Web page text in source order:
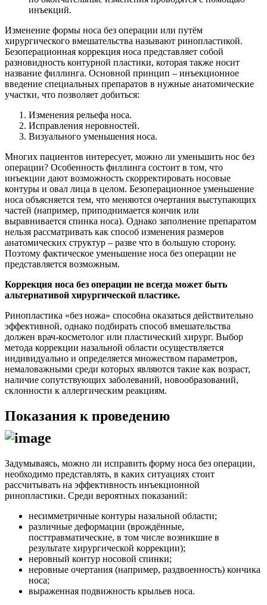
инъекций.
Изменение формы носа без операции или путём
хирургического вмешательства называют ринопластикой.
Безоперационная коррекция носа представляет собой
разновидность контурной пластики, которая также носит
название филлинга. Основной принцип – инъекционное
введение специальных препаратов в нужные анатомические
участки, что позволяет добиться:
Изменения рельефа носа.
Исправления неровностей.
Визуального уменьшения носа.
Многих пациентов интересует, можно ли уменьшить нос без
операции? Особенность филлинга состоит в том, что
инъекции дают возможность скорректировать носовые
контуры и овал лица в целом. Безоперационное уменьшение
носа объясняется тем, что меняются очертания выступающих
частей (например, приподнимается кончик или
выравнивается спинка носа). Однако заполнение препаратом
нельзя рассматривать как способ изменения размеров
анатомических структур – разве что в большую сторону.
Поэтому фактическое уменьшение носа без операции не
представляется возможным.
Коррекция носа без операции не всегда может быть
альтернативой хирургической пластике.
Ринопластика «без ножа» способна оказаться действительно
эффективной, однако подбирать способ вмешательства
должен врач-косметолог или пластический хирург. Выбор
метода коррекции назальной области осуществляется
индивидуально и определяется множеством параметров,
немаловажными среди которых являются такие как возраст,
наличие сопутствующих заболеваний, новообразований,
склонности к аллергическим реакциям.
Показания к проведению
Задумываясь, можно ли исправить форму носа без операции,
необходимо представлять, в каких ситуациях стоит
рассчитывать на эффективность инъекционной
ринопластики. Среди вероятных показаний:
несимметричные контуры назальной области;
различные деформации (врождённые,
посттравматические, в том числе возникшие в
результате хирургической коррекции);
неровный контур носовой спинки;
неровные очертания (например, раздвоенность) кончика
носа;
выраженная подвижность крыльев носа.